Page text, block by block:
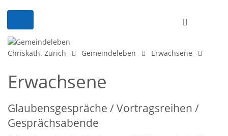
Chriskath. Zürich Gemeindeleben Erwachsene
Erwachsene
Glaubensgespräche / Vortragsreihen /
Gesprächsabende